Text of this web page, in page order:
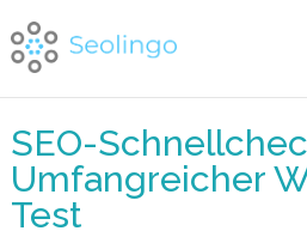
SEO-
Umfangreicher
Test